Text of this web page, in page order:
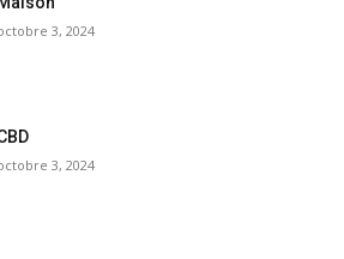
3, 2024
3, 2024